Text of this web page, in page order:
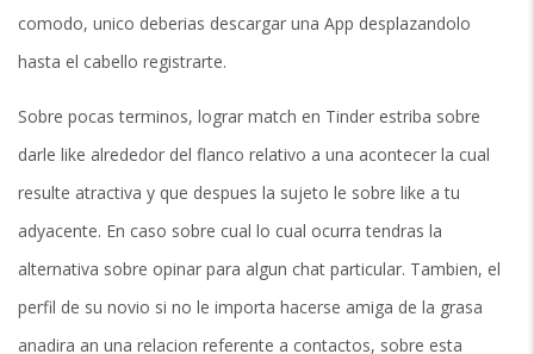
comodo, unico deberias descargar una App desplazandolo
hasta el cabello registrarte.
Sobre pocas terminos, lograr match en Tinder estriba sobre
darle like alrededor del flanco relativo a una acontecer la cual
resulte atractiva y que despues la sujeto le sobre like a tu
adyacente. En caso sobre cual lo cual ocurra tendras la
alternativa sobre opinar para algun chat particular. Tambien, el
perfil de su novio si no le importa hacerse amiga de la grasa
anadira an una relacion referente a contactos, sobre esta